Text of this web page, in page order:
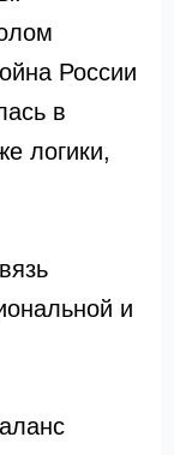
России
в
логики,
и